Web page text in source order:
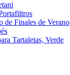
de Finales de Verano
Tartaletas, Verde